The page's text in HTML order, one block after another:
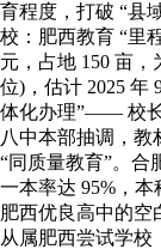
育程度，打破 “县
校：肥西教育 “里
元，占地 150 亩，
位)，估计 2025 年
体化办理”—— 校长
八中本部抽调，教
“同质量教育”。合
一本率达 95%，
肥西优良高中的空
从属肥西尝试学校